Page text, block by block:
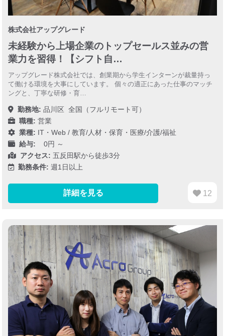
株式会社アップグレード
未経験から上場企業のトップセールス並みの営
業力を習得！【シフト自…
アップグレード株式会社では、創業期から学生インターンが裁量持っ
て働ける環境を大事にしています。 個々の適正にあった仕事のマッチ
ングと、丁寧な研修・育…
勤務地: 品川区 全国（フルリモート可）
職種: 営業
業種: IT・Web /教育/人材・保育・医療/介護/福祉
給与: 0円 ～
アクセス: 五反田駅から徒歩3分
勤務条件: 週1日以上
詳細を見る 12